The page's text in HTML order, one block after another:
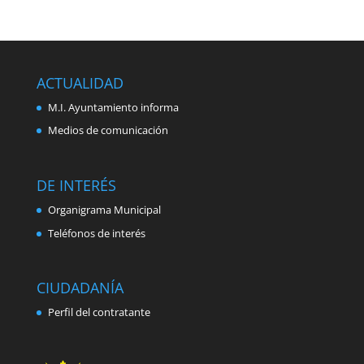
ACTUALIDAD
M.I. Ayuntamiento informa
Medios de comunicación
DE INTERÉS
Organigrama Municipal
Teléfonos de interés
CIUDADANÍA
Perfil del contratante